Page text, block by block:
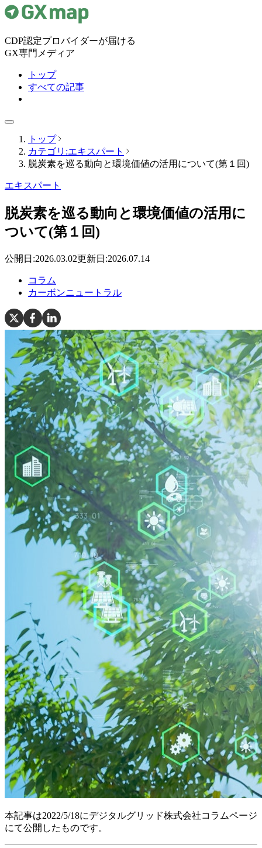
CDP認定プロバイダーが届ける
GX専門メディア
トップ
すべての記事
トップ
カテゴリ:エキスパート
脱炭素を巡る動向と環境価値の活用について(第１回)
エキスパート
脱炭素を巡る動向と環境価値の活用に
ついて(第１回)
公開日:2026.03.02更新日:2026.07.14
コラム
カーボンニュートラル
本記事は2022/5/18にデジタルグリッド株式会社コラムページ
にて公開したものです。